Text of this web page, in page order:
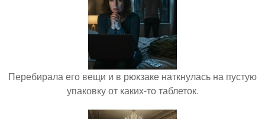
Перебирала его вещи и в рюкзаке наткнулась на пустую
упаковку от каких-то таблеток.